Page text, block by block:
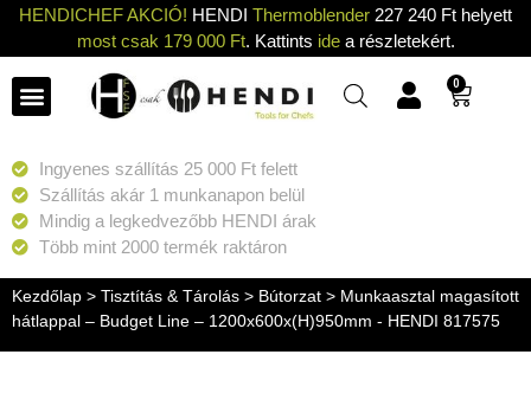
HENDICHEF AKCIÓ! HENDI Thermoblender 227 240 Ft helyett
most csak 179 000 Ft. Kattints idea részletekért.
0
Ingyenes szállítás 25 000 Ft felett
Szállítás akár 1 munkanapon belül
Mindig a legkedvezőbb HENDI árak
Több mint 2000 termék raktáron
Kezdőlap > Tisztítás & Tárolás > Bútorzat > Munkaasztal magasított
hátlappal – Budget Line – 1200x600x(H)950mm - HENDI 817575